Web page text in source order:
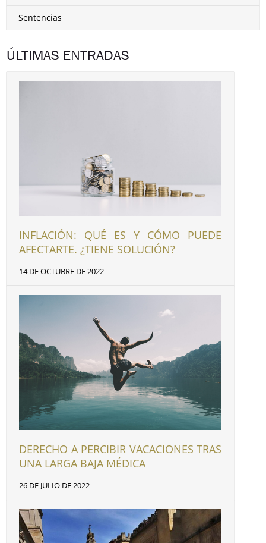
Sentencias
ÚLTIMAS ENTRADAS
INFLACIÓN: QUÉ ES Y CÓMO PUEDE
AFECTARTE. ¿TIENE SOLUCIÓN?
14 DE OCTUBRE DE 2022
DERECHO A PERCIBIR VACACIONES TRAS
UNA LARGA BAJA MÉDICA
26 DE JULIO DE 2022